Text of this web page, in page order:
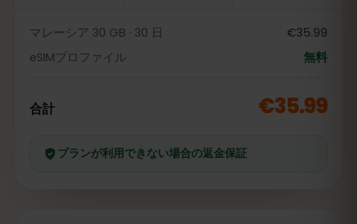
マレーシア 30 GB · 30 日
€35.99
eSIMプロファイル
無料
合計 €35.99
プランが利用できない場合の返金保証